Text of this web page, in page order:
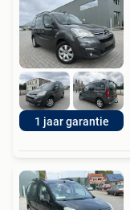
1 jaar garantie